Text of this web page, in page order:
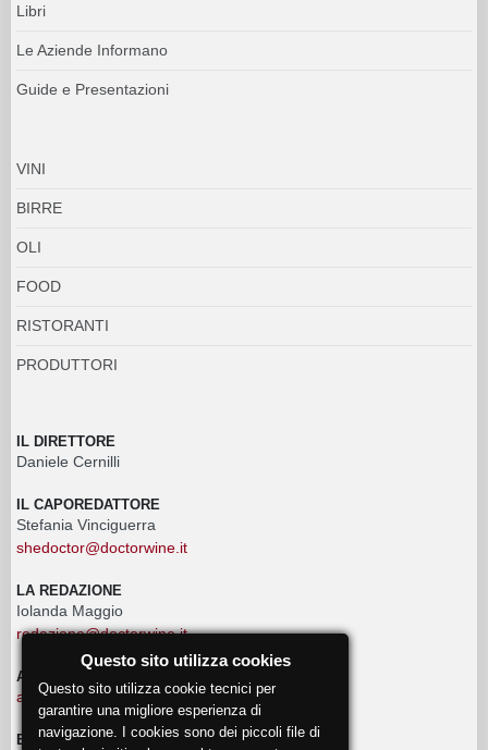
Libri
Le Aziende Informano
Guide e Presentazioni
VINI
BIRRE
OLI
FOOD
RISTORANTI
PRODUTTORI
IL DIRETTORE
Daniele Cernilli
IL CAPOREDATTORE
Stefania Vinciguerra
shedoctor@doctorwine.it
LA REDAZIONE
Iolanda Maggio
redazione@doctorwine.it
ADVERTISING
advertising@doctorwine.it
EVENTI
Questo sito utilizza cookies
Questo sito utilizza cookie tecnici per
garantire una migliore esperienza di
navigazione. I cookies sono dei piccoli file di